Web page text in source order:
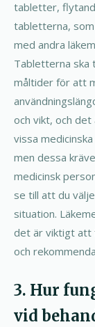
tabletter,
tabletterna,
med andra
Tabletterna ska
måltider för att
och vikt, och
vissa
men dessa
medicinsk
se till att du
situation.
det är viktigt att
och
3. Hur
vid